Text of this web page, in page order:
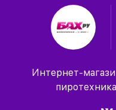
Интернет-